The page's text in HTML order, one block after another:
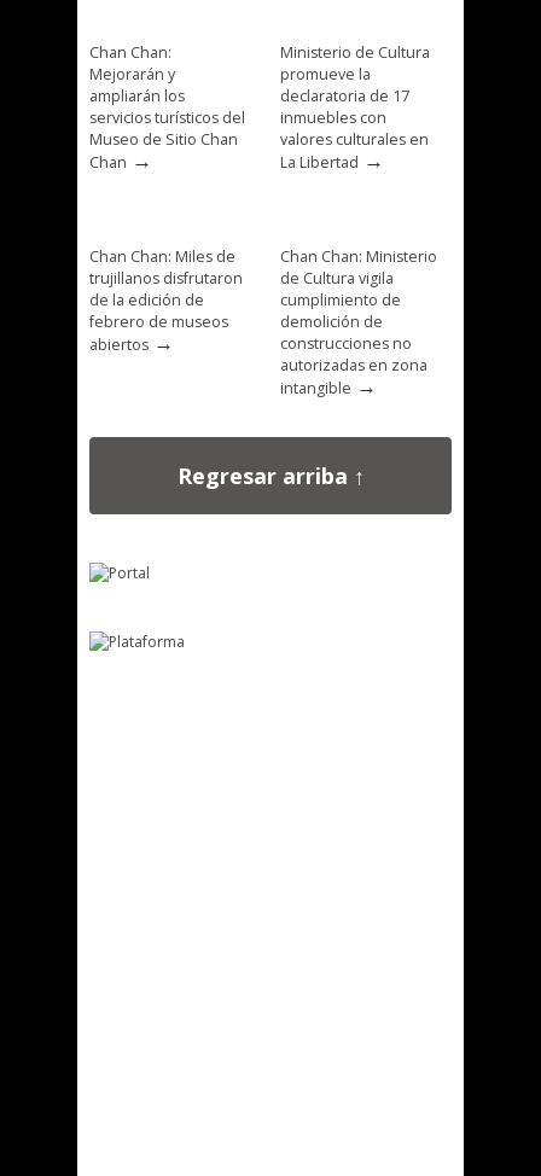
Chan Chan:
Mejorarán y
ampliarán los
servicios turísticos del
Museo de Sitio Chan
Chan →
Ministerio de Cultura
promueve la
declaratoria de 17
inmuebles con
valores culturales en
La Libertad →
Chan Chan: Miles de
trujillanos disfrutaron
de la edición de
febrero de museos
abiertos →
Chan Chan: Ministerio
de Cultura vigila
cumplimiento de
demolición de
construcciones no
autorizadas en zona
intangible →
Regresar arriba ↑